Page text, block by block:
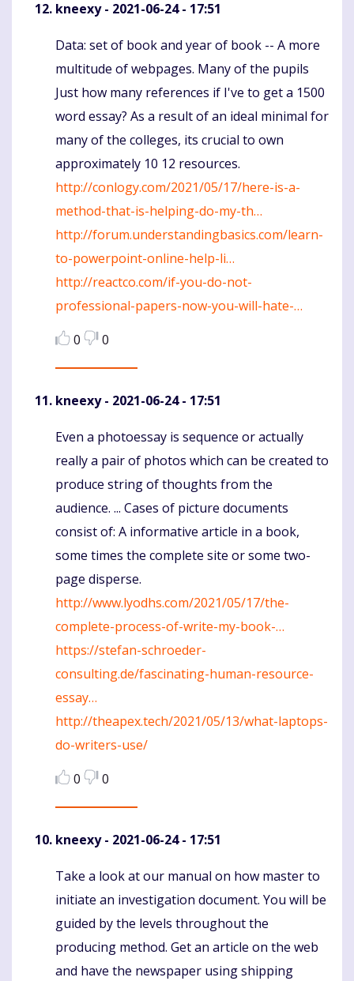
kneexy- 2021-06-24 - 17:51
Komentaras
Data: set of book and year of book -- A more
multitude of webpages. Many of the pupils
Just how many references if I've to get a 1500
word essay? As a result of an ideal minimal for
many of the colleges, its crucial to own
approximately 10 12 resources.
http://conlogy.com/2021/05/17/here-is-a-
method-that-is-helping-do-my-th…
http://forum.understandingbasics.com/learn-
to-powerpoint-online-help-li…
http://reactco.com/if-you-do-not-
professional-papers-now-you-will-hate-…
0
0
kneexy- 2021-06-24 - 17:51
Komentaras
Even a photoessay is sequence or actually
really a pair of photos which can be created to
produce string of thoughts from the
audience. ... Cases of picture documents
consist of: A informative article in a book,
some times the complete site or some two-
page disperse.
http://www.lyodhs.com/2021/05/17/the-
complete-process-of-write-my-book-…
https://stefan-schroeder-
consulting.de/fascinating-human-resource-
essay…
http://theapex.tech/2021/05/13/what-laptops-
do-writers-use/
0
0
kneexy- 2021-06-24 - 17:51
Komentaras
Take a look at our manual on how master to
initiate an investigation document. You will be
guided by the levels throughout the
producing method. Get an article on the web
and have the newspaper using shipping